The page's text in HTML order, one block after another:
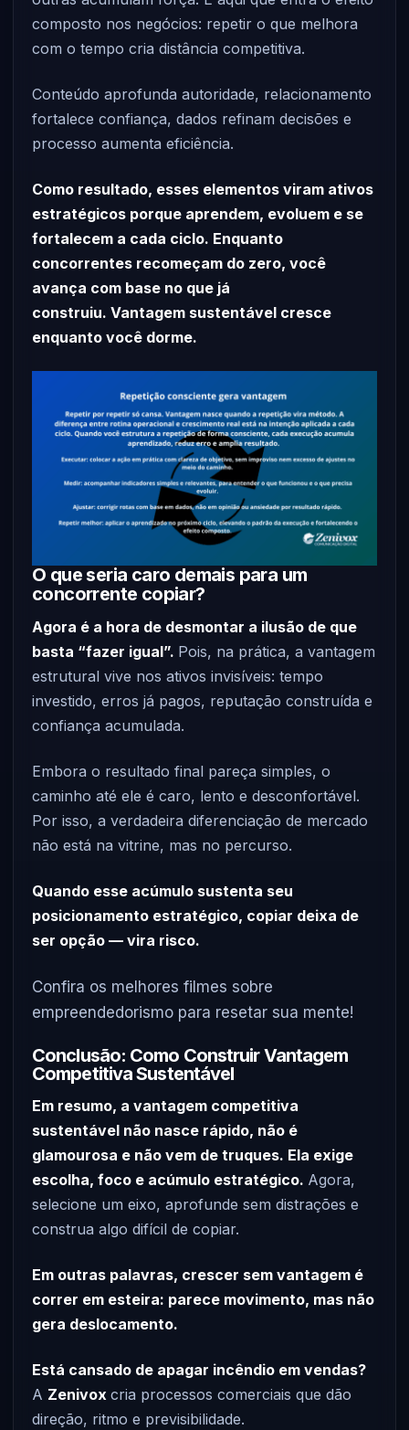
composto nos negócios: repetir o que melhora
com o tempo cria distância competitiva.
Conteúdo aprofunda autoridade, relacionamento
fortalece confiança, dados refinam decisões e
processo aumenta eficiência.
Como resultado, esses elementos viram ativos
estratégicos porque aprendem, evoluem e se
fortalecem a cada ciclo. Enquanto
concorrentes recomeçam do zero, você
avança com base no que já
construiu. Vantagem sustentável cresce
enquanto você dorme.
O que seria caro demais para um
concorrente copiar?
Agora é a hora de desmontar a ilusão de que
basta “fazer igual”. Pois, na prática, a vantagem
estrutural vive nos ativos invisíveis: tempo
investido, erros já pagos, reputação construída e
confiança acumulada.
Embora o resultado final pareça simples, o
caminho até ele é caro, lento e desconfortável.
Por isso, a verdadeira diferenciação de mercado
não está na vitrine, mas no percurso.
Quando esse acúmulo sustenta seu
posicionamento estratégico, copiar deixa de
ser opção — vira risco.
Confira os melhores filmes sobre
empreendedorismo para resetar sua mente!
Conclusão: Como Construir Vantagem
Competitiva Sustentável
Em resumo, a vantagem competitiva
sustentável não nasce rápido, não é
glamourosa e não vem de truques. Ela exige
escolha, foco e acúmulo estratégico. Agora,
selecione um eixo, aprofunde sem distrações e
construa algo difícil de copiar.
Em outras palavras, crescer sem vantagem é
correr em esteira: parece movimento, mas não
gera deslocamento.
Está cansado de apagar incêndio em vendas?
A Zenivox cria processos comerciais que dão
direção, ritmo e previsibilidade.